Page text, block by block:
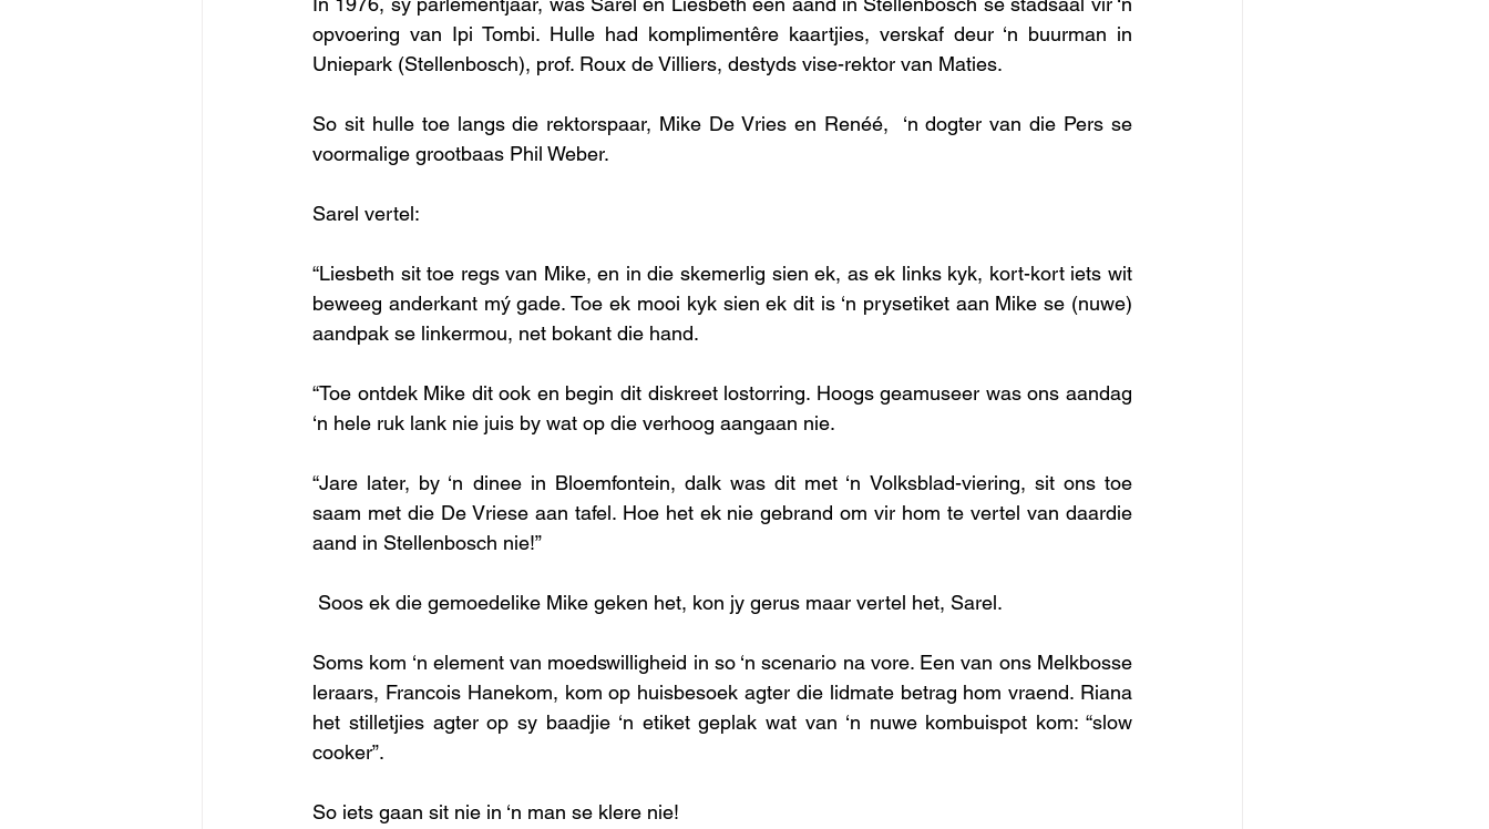
opvoering van Ipi Tombi. Hulle had komplimentêre kaartjies, verskaf deur ‘n buurman in
Uniepark (Stellenbosch), prof. Roux de Villiers, destyds vise-rektor van Maties.
So sit hulle toe langs die rektorspaar, Mike De Vries en Renéé,
‘n dogter van die Pers se
voormalige grootbaas Phil Weber.
Sarel vertel:
“Liesbeth sit toe regs van Mike, en in die skemerlig sien ek, as ek links kyk, kort-kort iets wit
beweeg anderkant mý gade. Toe ek mooi kyk sien ek dit is ‘n prysetiket aan Mike se (nuwe)
aandpak se linkermou, net bokant die hand.
“Toe ontdek Mike dit ook en begin dit diskreet lostorring. Hoogs geamuseer was ons aandag
‘n hele ruk lank nie juis by wat op die verhoog aangaan nie.
“Jare later, by ‘n dinee in Bloemfontein, dalk was dit met ‘n Volksblad-viering, sit ons toe
saam met die De Vriese aan tafel. Hoe het ek nie gebrand om vir hom te vertel van daardie
aand in Stellenbosch nie!”
Soos ek die gemoedelike Mike geken het, kon jy gerus maar vertel het, Sarel.
Soms kom ‘n element van moedswilligheid in so ‘n scenario na vore. Een van ons Melkbosse
leraars, Francois Hanekom, kom op huisbesoek agter die lidmate betrag hom vraend. Riana
het stilletjies agter op sy baadjie ‘n etiket geplak wat van ‘n nuwe kombuispot kom: “slow
cooker”.
So iets gaan sit nie in ‘n man se klere nie!